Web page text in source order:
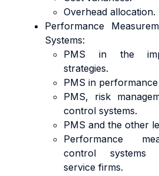
Overhead allocation.
Performance
Systems:
PMS in the
strategies.
PMS in
PMS, risk
control systems.
PMS and the other
Performance
control systems
service firms.